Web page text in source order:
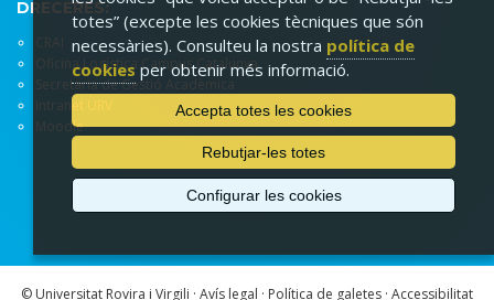
DRECERES:
CRAI
Oficina Logística Campus Catalunya
Secretaria de Gestió Acadèmica
Intranet URV
Moodle
© Universitat Rovira i Virgili · Avís legal · Política de galetes · Accessibilitat
totes” (excepte les cookies tècniques que són
necessàries). Consulteu la nostra política de
cookiesper obtenir més informació.
Accepta totes les cookies
Rebutjar-les totes
Configurar les cookies